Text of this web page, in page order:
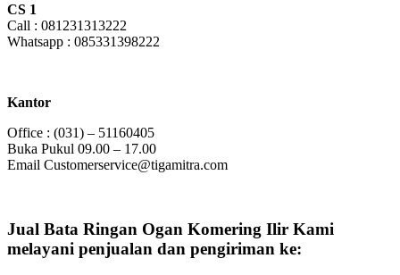
CS 1
Call : 081231313222
Whatsapp : 085331398222
Kantor
Office : (031) – 51160405
Buka Pukul 09.00 – 17.00
Email Customerservice@tigamitra.com
Jual Bata Ringan Ogan Komering Ilir Kami
melayani penjualan dan pengiriman ke: